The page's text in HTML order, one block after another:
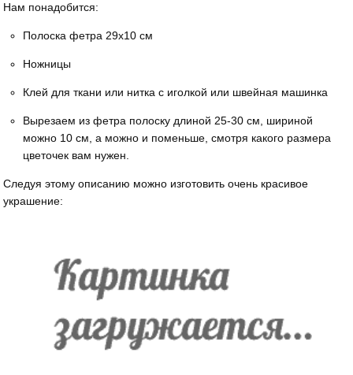
Нам понадобится:
Полоска фетра 29х10 см
Ножницы
Клей для ткани или нитка с иголкой или швейная машинка
Вырезаем из фетра полоску длиной 25-30 см, шириной
можно 10 см, а можно и поменьше, смотря какого размера
цветочек вам нужен.
Следуя этому описанию можно изготовить очень красивое
украшение: